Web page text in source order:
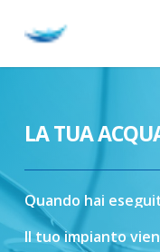
LA TUA
Quando hai
Il tuoimpianto